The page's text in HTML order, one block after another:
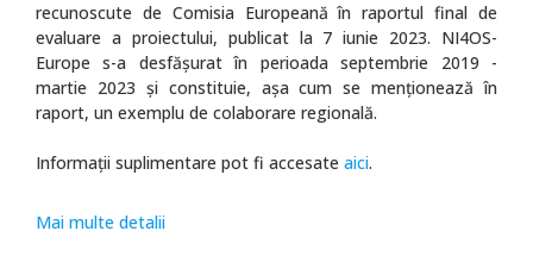
recunoscute de Comisia Europeană în raportul final de
evaluare a proiectului, publicat la 7 iunie 2023. NI4OS-
Europe s-a desfășurat în perioada septembrie 2019 -
martie 2023 și constituie, așa cum se menționează în
raport, un exemplu de colaborare regională.
Informații suplimentare pot fi accesate aici.
Mai multe detalii